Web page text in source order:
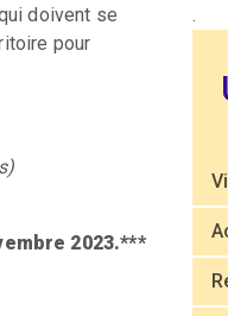
doivent se
pour
2023.***
.